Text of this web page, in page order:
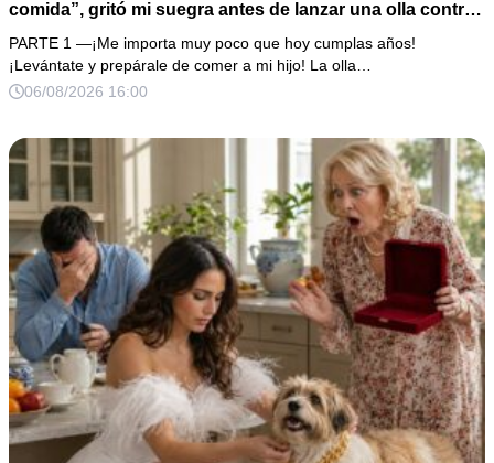
comida”, gritó mi suegra antes de lanzar una olla contra
mi cama. Mi esposo regresó horas después oliendo al
perfume de su amante, seguro de que yo lo perdonaría.
Pero yo ya tenía 3 copias de los estados de cuenta y una
PARTE 1 —¡Me importa muy poco que hoy cumplas años!
¡Levántate y prepárale de comer a mi hijo! La olla…
06/08/2026 16:00